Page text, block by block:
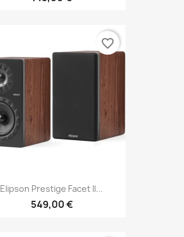
Elipson Prestige Facet II...
549,00 €
favorite_border